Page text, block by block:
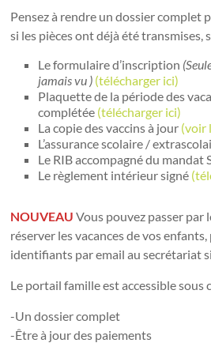
Pensez à rendre un dossier complet
si les pièces ont déjà été
Le formulaire d’inscription
jamais vu ) (télécharger ici)
Plaquette de la période des
complétée (télécharger ici)
La copie des vaccins à jour (voir
L’assurance scolaire /
Le RIB accompagné du mandat
Le règlement intérieur signé (
NOUVEAUVous pouvez passer par
réserver les vacances de vos
identifiants par email au secrétariat
Le portail famille est accessible sous
-Un dossier complet
-Être à jour des paiements